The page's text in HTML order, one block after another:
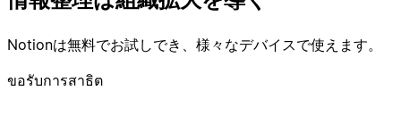
Notionは無料でお試しでき、様々なデバイスで使えます。
ขอรับการสาธิต